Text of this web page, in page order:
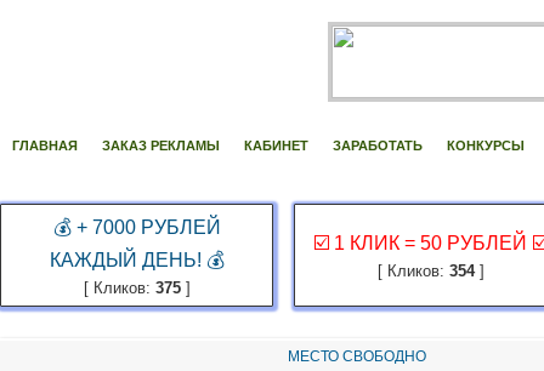
ГЛАВНАЯ ЗАКАЗ РЕКЛАМЫ КАБИНЕТ ЗАРАБОТАТЬ КОНКУРСЫ
💰 + 7000 РУБЛЕЙ
КАЖДЫЙ ДЕНЬ! 💰
[ Кликов: 375]
☑️ 1 КЛИК = 50 РУБЛЕЙ
[ Кликов: 354]
МЕСТО СВОБОДНО